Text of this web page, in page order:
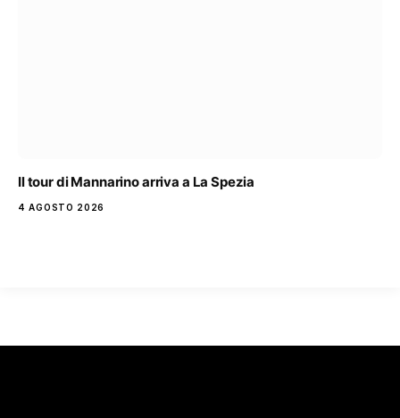
Il tour di Mannarino arriva a La Spezia
4 AGOSTO 2026